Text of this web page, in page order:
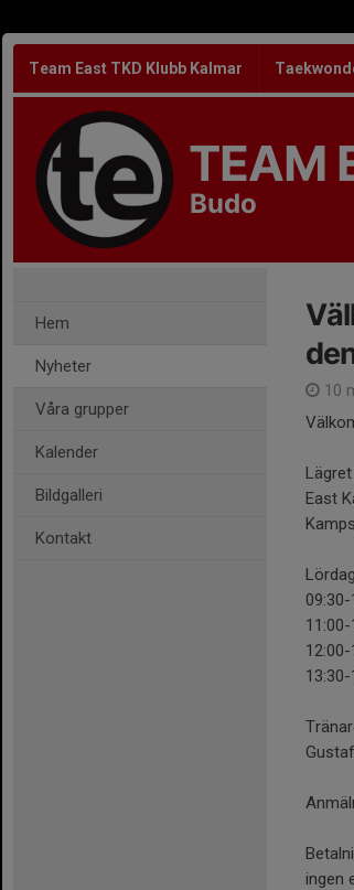
Team East TKD Klubb Kalmar
TEAM
Budo
Hem
Nyheter
Våra grupper
Kalender
Bildgalleri
Kontakt
10
East
09:30-
ingen